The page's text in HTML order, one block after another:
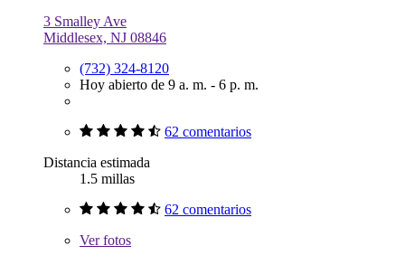
3 Smalley Ave
Middlesex, NJ 08846
(732) 324-8120
Hoy abierto de 9 a. m. - 6 p. m.
62 comentarios
Distancia estimada
1.5 millas
62 comentarios
Verfotos